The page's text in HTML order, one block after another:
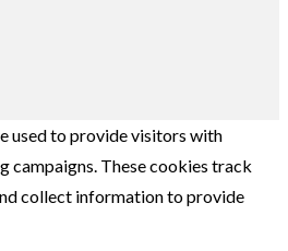
used to provide visitors with
campaigns. These cookies track
collect information to provide